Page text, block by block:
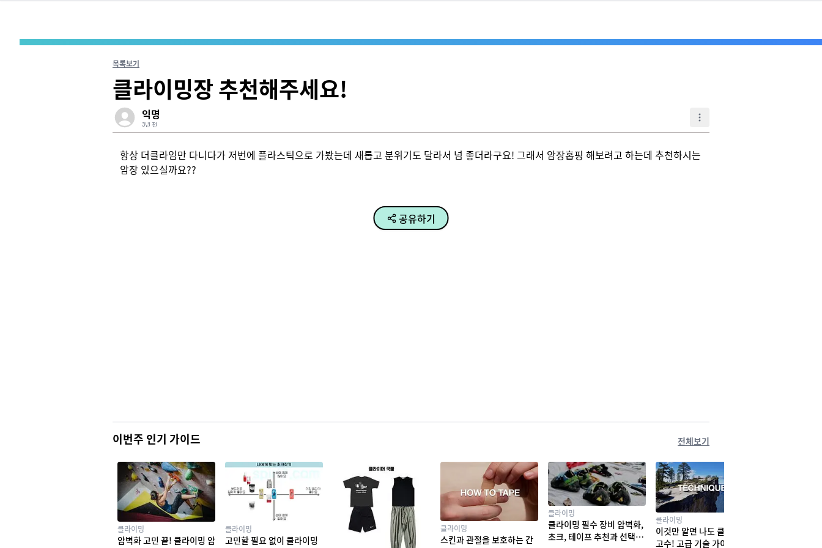
목록보기
클라이밍장 추천해주세요!
익명
3년 전
항상 더클라임만 다니다가 저번에 플라스틱으로 가봤는데 새롭고 분위기도 달라서 넘 좋더라구요! 그래서 암장홉핑 해보려고 하는데 추천하시는
공유하기
이번주 인기 가이드 전체보기
클라이밍
암벽화 고민 끝! 클라이밍 암
클라이밍
고민할 필요 없이 클라이밍
클라이밍
스킨과 관절을 보호하는 간
클라이밍
클라이밍 필수 장비 암벽화,
초크, 테이프 추천과 선택법
클라이밍
이것만 알면 나도 클라이밍
고수! 고급 기술 가이드